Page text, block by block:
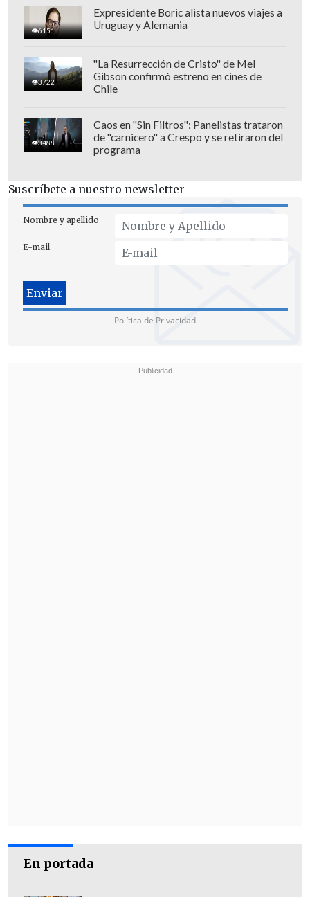
En término de audiencia el humorista
promedió 843.302 personas por minuto,
con un peak de 880 mil personas.
6151
Expresidente Boric alista nuevos viajes a
Uruguay y Alemania
3722
"La Resurrección de Cristo" de Mel
Gibson confirmó estreno en cines de
Chile
3488
Caos en "Sin Filtros": Panelistas trataron
de "carnicero" a Crespo y se retiraron del
programa
Suscríbete a nuestro newsletter
Nombre y apellido
E-mail
Política de Privacidad
En portada